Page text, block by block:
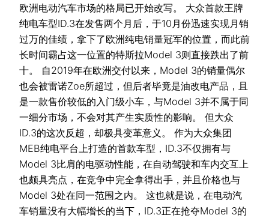
欧洲电动汽车市场的格局已开始改写。 大众首款王牌
纯电车型ID.3在发售两个月后，于10月份迅速实现月销
过万的佳绩，拿下了欧洲纯电销量冠军的位置，而此前
长时间霸占这一位置的特斯拉Model 3则直接跌出了前
十。 自2019年在欧洲交付以来，Model 3的销量偶尔
也会被雷诺Zoe所超过，但后者毕竟是油改电产品，且
是一款售价较低的入门级小车，与Model 3并不属于同
一细分市场，不会对其产生实质性的影响。 但大众
ID.3的这次反超，却极具变革意义。 作为大众集团
MEB纯电平台上打造的首款车型，ID.3不仅拥有与
Model 3比肩的电驱动性能，在自动驾驶和车内交互上
也颇具亮点，在竞争中完全拿得出手，并且价格也与
Model 3处在同一范围之内。 这也就是说，在电动汽
车销量没有大幅增长的当下，ID.3正在抢夺Model 3的